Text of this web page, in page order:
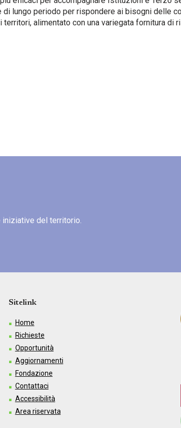
lungo periodo per rispondere ai bisogni delle
alimentato con una variegata fornitura di
del territorio.
Sitelink
Home
Richieste
Opportunità
Aggiornamenti
Fondazione
Contattaci
Accessibilità
Area riservata